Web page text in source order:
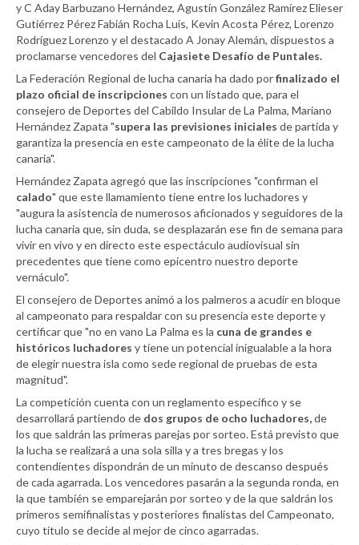
y C Aday Barbuzano Hernández, Agustín González Ramírez Elieser
Gutiérrez Pérez Fabián Rocha Luis, Kevin Acosta Pérez, Lorenzo
Rodríguez Lorenzo y el destacado A Jonay Alemán, dispuestos a
proclamarse vencedores del Cajasiete Desafío de Puntales.
La Federación Regional de lucha canaria ha dado porfinalizado el
plazo oficial de inscripciones con un listado que, para el
consejero de Deportes del Cabildo Insular de La Palma, Mariano
Hernández Zapata "supera las previsiones iniciales de partida y
garantiza la presencia en este campeonato de la élite de la lucha
canaria".
Hernández Zapata agregó que las inscripciones "confirman el
calado" que este llamamiento tiene entre los luchadores y
"augura la asistencia de numerosos aficionados y seguidores de la
lucha canaria que, sin duda, se desplazarán ese fin de semana para
vivir en vivo y en directo este espectáculo audiovisual sin
precedentes que tiene como epicentro nuestro deporte
vernáculo".
El consejero de Deportes animó a los palmeros a acudir en bloque
al campeonato para respaldar con su presencia este deporte y
certificar que "no en vano La Palma es la cuna de grandes e
históricos luchadores y tiene un potencial inigualable a la hora
de elegir nuestra isla como sede regional de pruebas de esta
magnitud".
La competición cuenta con un reglamento específico y se
desarrollará partiendo de dos grupos de ocho luchadores,de
los que saldrán las primeras parejas por sorteo. Está previsto que
la lucha se realizará a una sola silla y a tres bregas y los
contendientes dispondrán de un minuto de descanso después
de cada agarrada. Los vencedores pasarán a la segunda ronda, en
la que también se emparejarán por sorteo y de la que saldrán los
primeros semifinalistas y posteriores finalistas del Campeonato,
cuyo título se decide al mejor de cinco agarradas.